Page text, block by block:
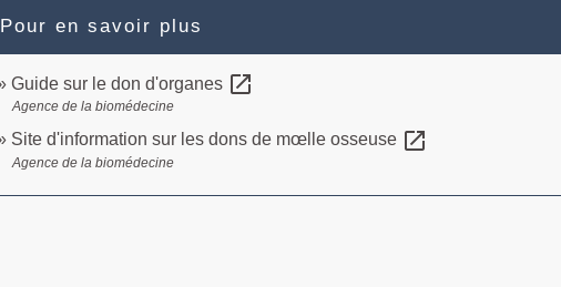
Pour en savoir plus
Guide sur le don d'organes open_in_new
Agence de la biomédecine
Site d'information sur les dons de mœlle osseuse open_in_new
Agence de la biomédecine